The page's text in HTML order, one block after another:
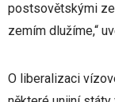
postsovětskými
zemím dlužíme,“
O liberalizaci